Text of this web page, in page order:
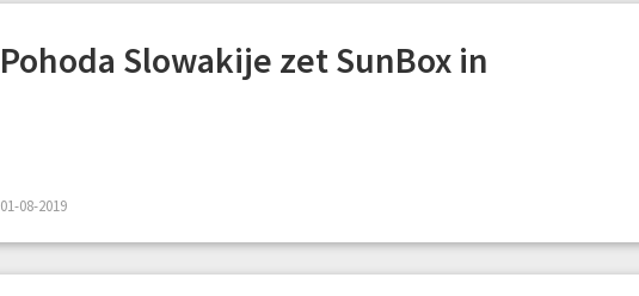
Pohoda Slowakije zet SunBox in
01-08-2019